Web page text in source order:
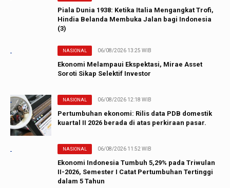
Piala Dunia 1938: Ketika Italia Mengangkat Trofi,
Hindia Belanda Membuka Jalan bagi Indonesia
(3)
NASIONAL 06/08/2026 13:25 WIB
Ekonomi Melampaui Ekspektasi, Mirae Asset
Soroti Sikap Selektif Investor
NASIONAL 06/08/2026 12:18 WIB
Pertumbuhan ekonomi: Rilis data PDB domestik
kuartal II 2026 berada di atas perkiraan pasar.
NASIONAL 06/08/2026 11:52 WIB
Ekonomi Indonesia Tumbuh 5,29% pada Triwulan
II-2026, Semester I Catat Pertumbuhan Tertinggi
dalam 5 Tahun